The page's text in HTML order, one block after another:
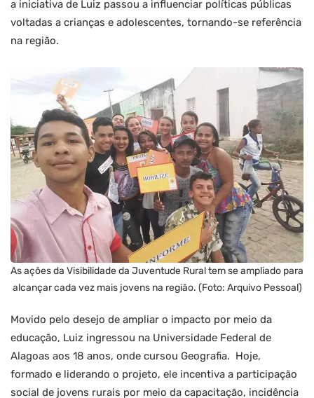
a iniciativa de Luiz passou a influenciar políticas públicas
voltadas a crianças e adolescentes, tornando-se referência
na região.
As ações da Visibilidade da Juventude Rural tem se ampliado para
alcançar cada vez mais jovens na região. (Foto: Arquivo Pessoal)
Movido pelo desejo de ampliar o impacto por meio da
educação, Luiz ingressou na Universidade Federal de
Alagoas aos 18 anos, onde cursou Geografia. Hoje,
formado e liderando o projeto, ele incentiva a participação
social de jovens rurais por meio da capacitação, incidência